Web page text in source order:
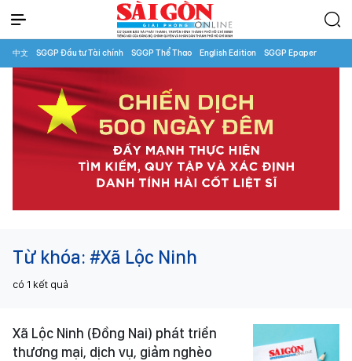
中文 SGGP Đầu tư Tài chính SGGP Thể Thao English Edition SGGP Epaper
Từ khóa: #Xã Lộc Ninh
có 1 kết quả
Xã Lộc Ninh (Đồng Nai) phát triển
thương mại, dịch vụ, giảm nghèo